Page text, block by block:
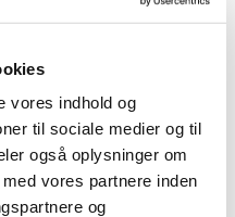
vores indhold og
til sociale medier og til
også oplysninger om
vores partnere inden
og
i garn, mødes over
og sludrer om alt
eller arbejder med
kan sælges i vores